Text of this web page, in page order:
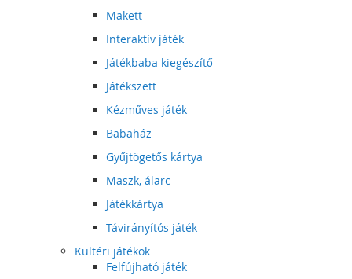
Makett
Interaktív játék
Játékbaba kiegészítő
Játékszett
Kézműves játék
Babaház
Gyűjtögetős kártya
Maszk, álarc
Játékkártya
Távirányítós játék
Kültéri játékok
Felfújható játék